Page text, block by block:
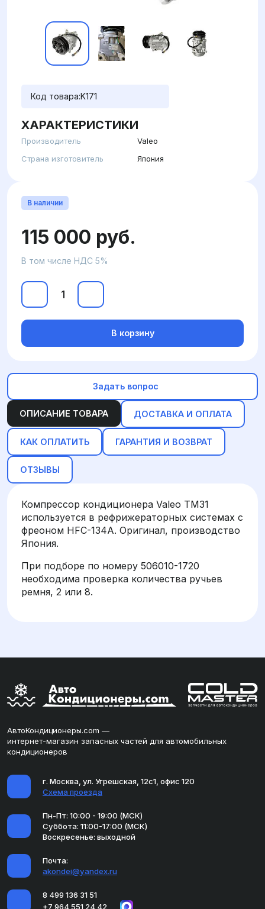
Код товара:K171
ХАРАКТЕРИСТИКИ
Производитель
Valeo
Страна изготовитель
Япония
ОПИСАНИЕ ТОВАРА ДОСТАВКА И ОПЛАТА
КАК ОПЛАТИТЬ ГАРАНТИЯ И ВОЗВРАТ
ОТЗЫВЫ
Компрессор кондиционера Valeo TM31
используется в рефрижераторных системах с
фреоном HFC-134A. Оригинал, производство
Япония.
При подборе по номеру 506010-1720
необходима проверка количества ручьев
ремня, 2 или 8.
В наличии
115 000 руб.
В том числе НДС 5%
В корзину
Задать вопрос
АвтоКондиционеры.com —
интернет-магазин запасных частей для автомобильных
кондиционеров
г. Москва, ул. Угрешская, 12с1, офис 120
Схема проезда
Пн-Пт: 10:00 - 19:00 (МСК)
Суббота: 11:00-17:00 (МСК)
Воскресенье: выходной
Почта:
akondei@yandex.ru
8 499 136 31 51
+7 964 551 24 42